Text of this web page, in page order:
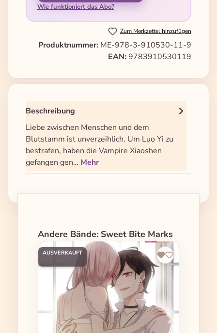
Wie funktioniert das Abo?
Zum Merkzettel hinzufügen
Produktnummer: ME-978-3-910530-11-9
EAN: 9783910530119
Beschreibung
Liebe zwischen Menschen und dem
Blutstamm ist unverzeihlich. Um Luo Yi zu
bestrafen, haben die Vampire Xiaoshen
gefangen gen… Mehr
Produktgalerie überspringen
Andere Bände: Sweet Bite Marks
AUSVERKAUFT